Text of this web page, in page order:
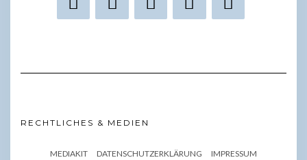
RECHTLICHES & MEDIEN
MEDIAKIT DATENSCHUTZERKLÄRUNG IMPRESSUM